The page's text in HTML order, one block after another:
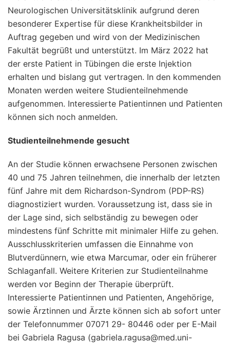
Neurologischen Universitätsklinik aufgrund deren
besonderer Expertise für diese Krankheitsbilder in
Auftrag gegeben und wird von der Medizinischen
Fakultät begrüßt und unterstützt. Im März 2022 hat
der erste Patient in Tübingen die erste Injektion
erhalten und bislang gut vertragen. In den kommenden
Monaten werden weitere Studienteilnehmende
aufgenommen. Interessierte Patientinnen und Patienten
können sich noch anmelden.
Studienteilnehmende gesucht
An der Studie können erwachsene Personen zwischen
40 und 75 Jahren teilnehmen, die innerhalb der letzten
fünf Jahre mit dem Richardson-Syndrom (PDP-RS)
diagnostiziert wurden. Voraussetzung ist, dass sie in
der Lage sind, sich selbständig zu bewegen oder
mindestens fünf Schritte mit minimaler Hilfe zu gehen.
Ausschlusskriterien umfassen die Einnahme von
Blutverdünnern, wie etwa Marcumar, oder ein früherer
Schlaganfall. Weitere Kriterien zur Studienteilnahme
werden vor Beginn der Therapie überprüft.
Interessierte Patientinnen und Patienten, Angehörige,
sowie Ärztinnen und Ärzte können sich ab sofort unter
der Telefonnummer 07071 29- 80446 oder per E-Mail
bei Gabriela Ragusa (gabriela.ragusa@med.uni-